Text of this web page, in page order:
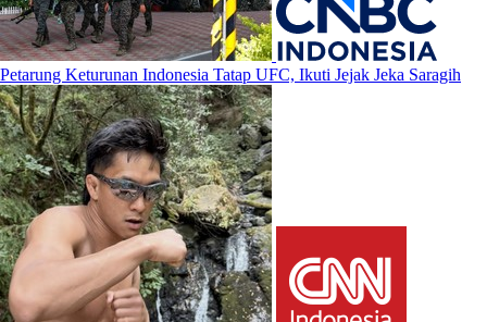
Petarung Keturunan Indonesia Tatap UFC, Ikuti Jejak Jeka Saragih